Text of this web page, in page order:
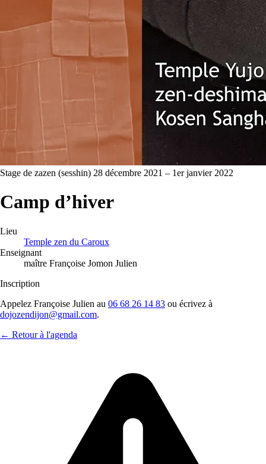
Stage de zazen (sesshin) 28 décembre 2021 – 1er janvier 2022
Camp d’hiver
Lieu
Temple zen du Caroux
Enseignant
maître Françoise Jomon Julien
Inscription
Appelez Françoise Julien au 06 68 26 14 83 ou écrivez à
dojozendijon@gmail.com.
← Retour à l'agenda